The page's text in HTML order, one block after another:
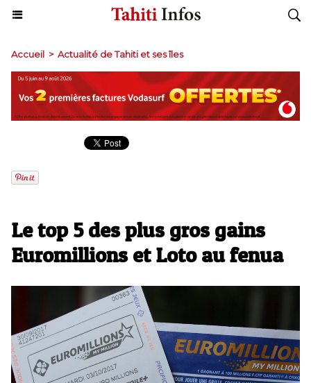
Accueil > Actualité de Tahiti et ses îles
Le top 5 des plus gros gains
Euromillions et Loto au fenua